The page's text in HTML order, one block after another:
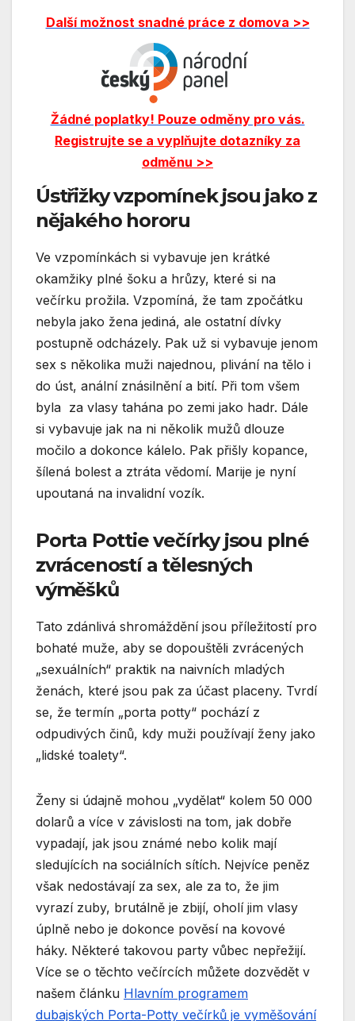
Další možnost snadné práce z domova >>
Žádné poplatky! Pouze odměny pro vás.
Registrujte se a vyplňujte dotazníky za
odměnu >>
Ústřižky vzpomínek jsou jako z
nějakého hororu
Ve vzpomínkách si vybavuje jen krátké
okamžiky plné šoku a hrůzy, které si na
večírku prožila. Vzpomíná, že tam zpočátku
nebyla jako žena jediná, ale ostatní dívky
postupně odcházely. Pak už si vybavuje jenom
sex s několika muži najednou, plivání na tělo i
do úst, anální znásilnění a bití. Při tom všem
byla za vlasy tahána po zemi jako hadr. Dále
si vybavuje jak na ni několik mužů dlouze
močilo a dokonce kálelo. Pak přišly kopance,
šílená bolest a ztráta vědomí. Marije je nyní
upoutaná na invalidní vozík.
Porta Pottie večírky jsou plné
zvráceností a tělesných
výměšků
Tato zdánlivá shromáždění jsou příležitostí pro
bohaté muže, aby se dopouštěli zvrácených
„sexuálních“ praktik na naivních mladých
ženách, které jsou pak za účast placeny. Tvrdí
se, že termín „porta potty“ pochází z
odpudivých činů, kdy muži používají ženy jako
„lidské toalety“.
Ženy si údajně mohou „vydělat“ kolem 50 000
dolarů a více v závislosti na tom, jak dobře
vypadají, jak jsou známé nebo kolik mají
sledujících na sociálních sítích. Nejvíce peněz
však nedostávají za sex, ale za to, že jim
vyrazí zuby, brutálně je zbijí, oholí jim vlasy
úplně nebo je dokonce pověsí na kovové
háky. Některé takovou party vůbec nepřežijí.
Více se o těchto večírcích můžete dozvědět v
našem článku Hlavním programem
dubajských Porta-Potty večírků je vyměšování